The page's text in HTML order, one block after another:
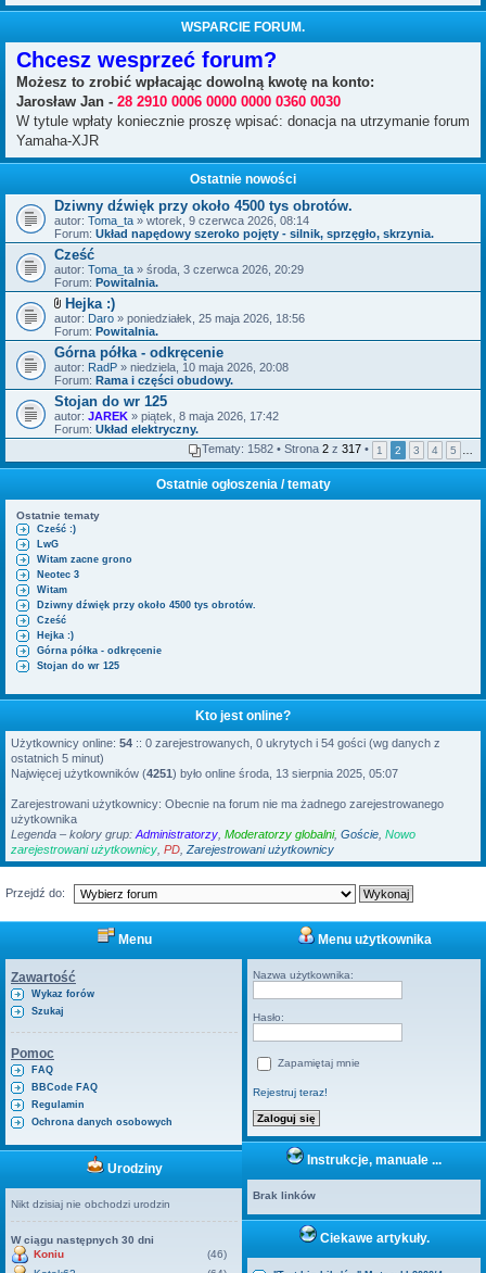
WSPARCIE FORUM.
Chcesz wesprzeć forum?
Możesz to zrobić wpłacając dowolną kwotę na konto:
Jarosław Jan - 28 2910 0006 0000 0000 0360 0030
W tytule wpłaty koniecznie proszę wpisać: donacja na utrzymanie forum
Yamaha-XJR
Ostatnie nowości
Dziwny dźwięk przy około 4500 tys obrotów.
autor: Toma_ta » wtorek, 9 czerwca 2026, 08:14
Forum: Układ napędowy szeroko pojęty - silnik, sprzęgło, skrzynia.
Cześć
autor: Toma_ta » środa, 3 czerwca 2026, 20:29
Forum: Powitalnia.
Z
a
ł
ą
c
z
n
i
k
i
Hejka :)
autor: Daro » poniedziałek, 25 maja 2026, 18:56
Forum: Powitalnia.
Górna półka - odkręcenie
autor: RadP » niedziela, 10 maja 2026, 20:08
Forum: Rama i części obudowy.
Stojan do wr 125
autor: JAREK » piątek, 8 maja 2026, 17:42
Forum: Układ elektryczny.
Tematy: 1582 • Strona 2 z 317 • 1 2 3 4 5 …
Ostatnie ogłoszenia / tematy
Ostatnie tematy
Cześć :)
LwG
Witam zacne grono
Neotec 3
Witam
Dziwny dźwięk przy około 4500 tys obrotów.
Cześć
Hejka :)
Górna półka - odkręcenie
Stojan do wr 125
Kto jest online?
Użytkownicy online: 54 :: 0 zarejestrowanych, 0 ukrytych i 54 gości (wg danych z
ostatnich 5 minut)
Najwięcej użytkowników (4251 ) było online środa, 13 sierpnia 2025, 05:07
Zarejestrowani użytkownicy: Obecnie na forum nie ma żadnego zarejestrowanego
użytkownika
Legenda – kolory grup: Administratorzy Moderatorzy globalni, Goście Nowo
zarejestrowani użytkownicy PD Zarejestrowani użytkownicy
Przejdź do:
Menu
Zawartość
Wykaz forów
Szukaj
Pomoc
FAQ
BBCode FAQ
Regulamin
Ochrona danych osobowych
Urodziny
Nikt dzisiaj nie obchodzi urodzin
W ciągu następnych 30 dni
Koniu
(46)
Menu użytkownika
Nazwa użytkownika:
Hasło:
Zapamiętaj mnie
Rejestruj teraz!
Instrukcje, manuale ...
Brak linków
Ciekawe artykuły.